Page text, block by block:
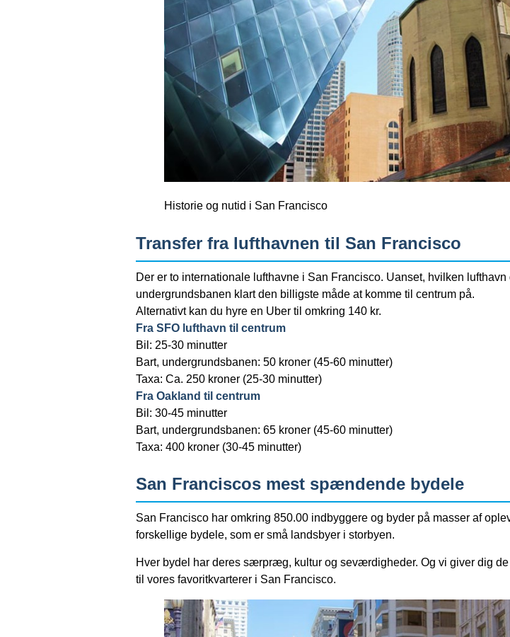
Historie og nutid i San Francisco
Transfer fra lufthavnen til San Francisco
Der er to internationale lufthavne i San Francisco. Uanset, hvilken lufthavn
undergrundsbanen klart den billigste måde at komme til centrum på.
Alternativt kan du hyre en Uber til omkring 140 kr.
Fra SFO lufthavn til centrum
Bil: 25-30 minutter
Bart, undergrundsbanen: 50 kroner (45-60 minutter)
Taxa: Ca. 250 kroner (25-30 minutter)
Fra Oakland til centrum
Bil: 30-45 minutter
Bart, undergrundsbanen: 65 kroner (45-60 minutter)
Taxa: 400 kroner (30-45 minutter)
San Franciscos mest spændende bydele
San Francisco har omkring 850.00 indbyggere og byder på masser af
forskellige bydele, som er små landsbyer i storbyen.
Hver bydel har deres særpræg, kultur og seværdigheder. Og vi giver dig
til vores favoritkvarterer i San Francisco.